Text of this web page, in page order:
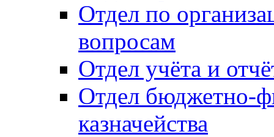
Отдел по
вопросам
Отдел учёта и
Отдел бюджетно-
казначейства